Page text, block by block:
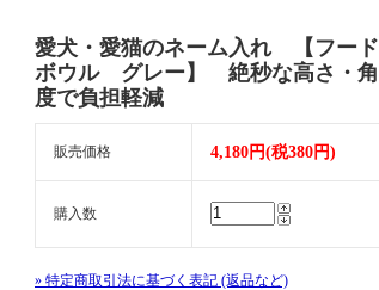
愛犬・愛猫のネーム入れ 【フード
ボウル グレー】 絶秒な高さ・角
度で負担軽減
販売価格 4,180円(税380円)
購入数
» 特定商取引法に基づく表記 (返品など)